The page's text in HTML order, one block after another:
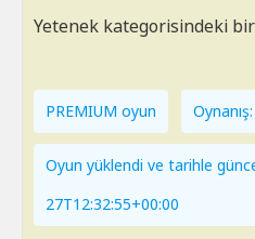
Yetenek kategorisindeki
PREMIUM oyun Oynanış:
Oyun yüklendi ve tarihle
27T12:32:55+00:00